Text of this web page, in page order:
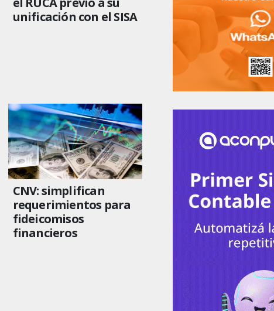
unificación con el SISA
CNV: simplifican
requerimientos para
fideicomisos
financieros